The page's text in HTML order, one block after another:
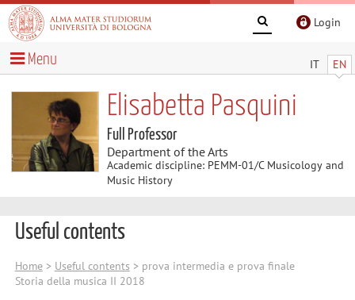
Login
IT EN
Menu
Elisabetta Pasquini
Full Professor
Department of the Arts
Academic discipline: PEMM-01/C Musicology and
Music History
Useful contents
Home> Useful contents > prova intermedia e prova finale
Storia della musica II 2018